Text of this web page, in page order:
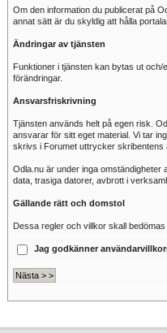
Om den information du publicerat på
annat sätt är du skyldig att hålla
Ändringar av tjänsten
Funktioner i tjänsten kan bytas ut
förändringar.
Ansvarsfriskrivning
Tjänsten används helt på egen risk.
ansvarar för sitt eget material. Vi tar
skrivs i Forumet uttrycker skribentens
Odla.nu är under inga
data, trasiga datorer, avbrott i
Gällande rätt och domstol
Dessa regler och villkor skall
Jag godkänner